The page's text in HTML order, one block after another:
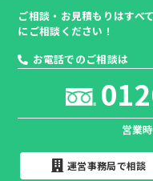
ご相談・お見積もりはすべ
にご相談ください！
お電話でのご相談は
営業
運営事務局で相談